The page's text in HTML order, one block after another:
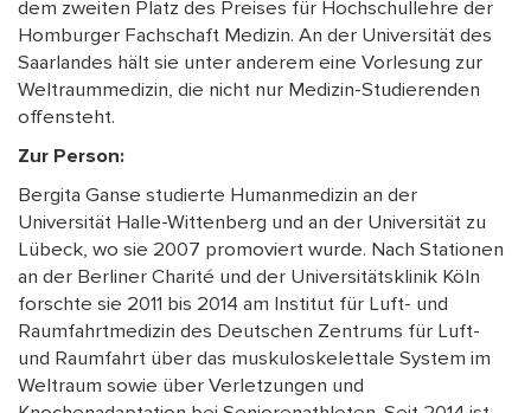
dem zweiten Platz des Preises für Hochschullehre der
Homburger Fachschaft Medizin. An der Universität des
Saarlandes hält sie unter anderem eine Vorlesung zur
Weltraummedizin, die nicht nur Medizin-Studierenden
offensteht.
Zur Person:
Bergita Ganse studierte Humanmedizin an der
Universität Halle-Wittenberg und an der Universität zu
Lübeck, wo sie 2007 promoviert wurde. Nach Stationen
an der Berliner Charité und der Universitätsklinik Köln
forschte sie 2011 bis 2014 am Institut für Luft- und
Raumfahrtmedizin des Deutschen Zentrums für Luft-
und Raumfahrt über das muskuloskelettale System im
Weltraum sowie über Verletzungen und